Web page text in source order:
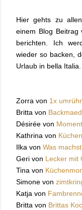
Hier gehts zu
einem Blog Beitrag
berichten. Ich
wieder so backen,
Urlaub in bella Italia.
Zorra von 1x
Britta von
Désirée von
Kathrina von
Ilka von Was
Geri von Lecker mit
Tina von
Simone von
Katja von
Britta von Brittas